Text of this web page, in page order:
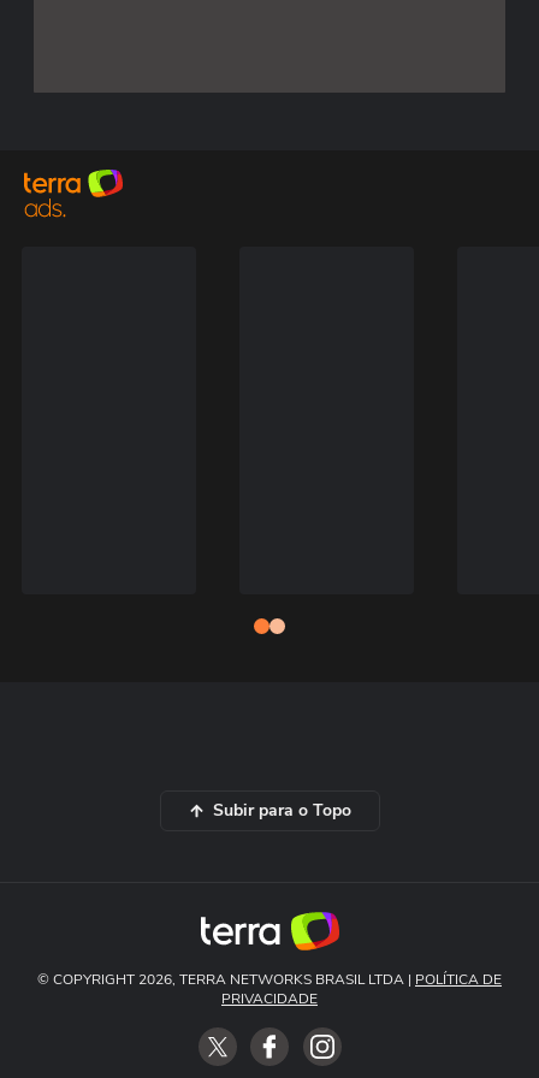
Subir para o Topo
© COPYRIGHT 2026, TERRA NETWORKS BRASIL LTDA | POLÍTICA DE
PRIVACIDADE